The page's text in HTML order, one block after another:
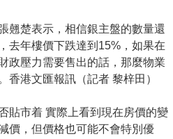
翹楚表示，相信銀主盤的數量還
去年樓價下跌達到15%，如果在
政壓力需要售出的話，那麼物業
香港文匯報訊（記者 黎梓田）
貼市着 實際上看到現在房價的變
價，但價格也可能不會特別優